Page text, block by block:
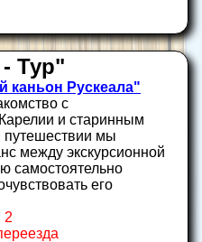
Тур"
каньон Рускеала"
с
и старинным
путешествии мы
между экскурсионной
самостоятельно
его
2